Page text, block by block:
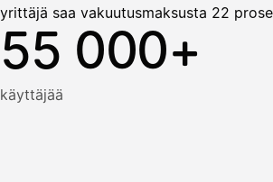
yrittäjä saa vakuutusmaksusta 22
55 000+
käyttäjää